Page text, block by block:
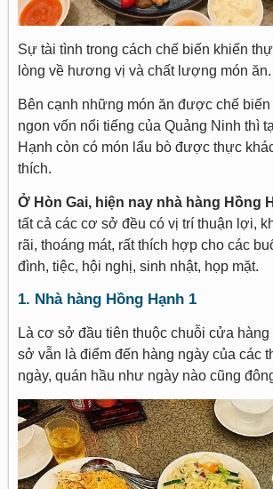
Sự tài tình trong cách chế biến khiến
lòng về hương vị và chất lượng món ăn.
Bên cạnh những món ăn được chế
ngon vốn nổi tiếng của Quảng Ninh thì
Hạnh còn có món lẩu bò được thực
thích.
Ở Hòn Gai, hiện nay nhà hàng Hồng
tất cả các cơ sở đều có vị trí thuận lợi,
rãi, thoáng mát, rất thích hợp cho các
đình, tiệc, hội nghị, sinh nhật, họp mặt.
1. Nhà hàng Hồng Hạnh 1
Là cơ sở đầu tiên thuộc chuỗi cửa
sở vẫn là điểm đến hàng ngày của các
ngày, quán hầu như ngày nào cũng